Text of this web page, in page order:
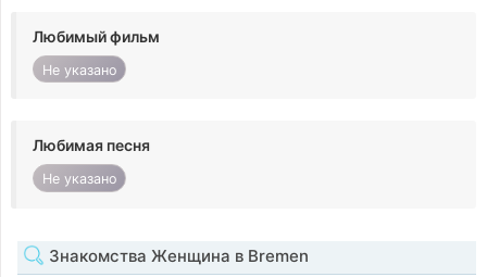
Любимый фильм
Не указано
Любимая песня
Не указано
Знакомства Женщина в Bremen